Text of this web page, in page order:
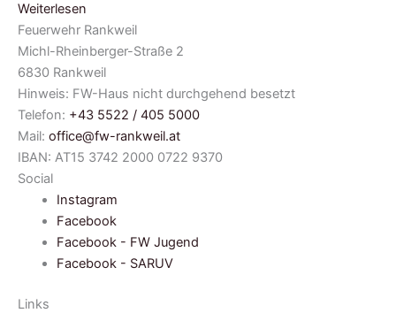
Weiterlesen
Feuerwehr Rankweil
Michl-Rheinberger-Straße 2
6830 Rankweil
Hinweis: FW-Haus nicht durchgehend besetzt
Telefon: +43 5522 / 405 5000
Mail: office@fw-rankweil.at
IBAN: AT15 3742 2000 0722 9370
Social
Instagram
Facebook
Facebook - FW Jugend
Facebook - SARUV
Links